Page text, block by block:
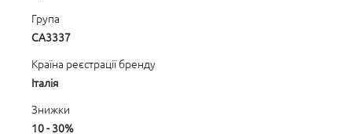
Група
CA3337
Країна реєстрації бренду
Італія
Знижки
10 - 30%